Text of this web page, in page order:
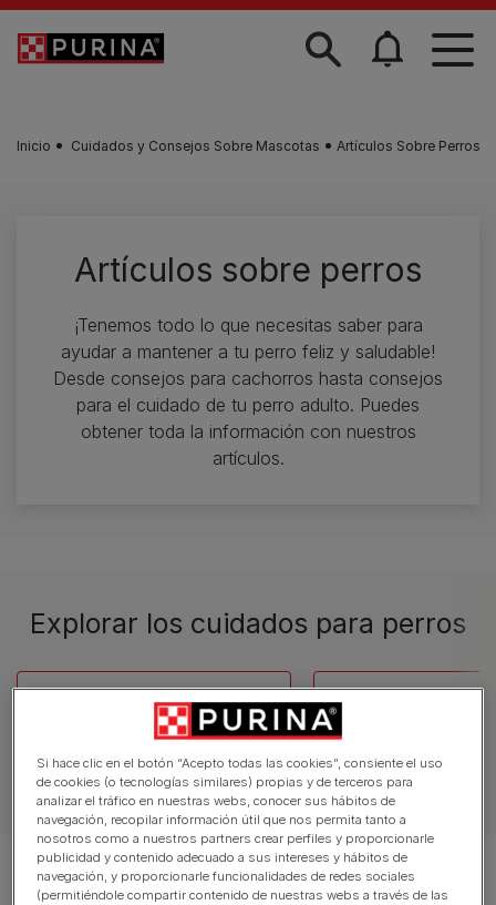
Skip to main content
Inicio Cuidados y Consejos Sobre Mascotas Artículos Sobre Perros
Artículos sobre perros
¡Tenemos todo lo que necesitas saber para
ayudar a mantener a tu perro feliz y saludable!
Desde consejos para cachorros hasta consejos
para el cuidado de tu perro adulto. Puedes
obtener toda la información con nuestros
artículos.
Explorar los cuidados para perros
Consejos sobre cachorros Comportamiento
Mostrando 10 de 226 artículos
Si hace clic en el botón “Acepto todas las cookies”, consiente el uso
de cookies (o tecnologías similares) propias y de terceros para
analizar el tráfico en nuestras webs, conocer sus hábitos de
navegación, recopilar información útil que nos permita tanto a
nosotros como a nuestros partners crear perfiles y proporcionarle
publicidad y contenido adecuado a sus intereses y hábitos de
navegación, y proporcionarle funcionalidades de redes sociales
(permitiéndole compartir contenido de nuestras webs a través de las